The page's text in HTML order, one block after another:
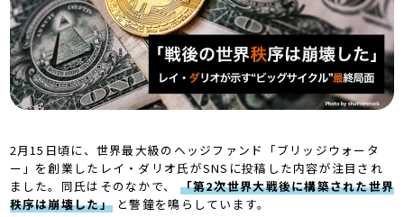
2月15日頃に、世界最大級のヘッジファンド「ブリッジウォータ
ー」を創業したレイ・ダリオ氏がSNSに投稿した内容が注目され
ました。同氏はそのなかで、 「第2次世界大戦後に構築された世界
秩序は崩壊した」と警鐘を鳴らしています。